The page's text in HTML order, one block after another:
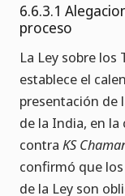
6.6.3.1
proceso
La Ley sobre los
establece el
presentación de
de la India, en la
contra KS
confirmó que
de la Ley son